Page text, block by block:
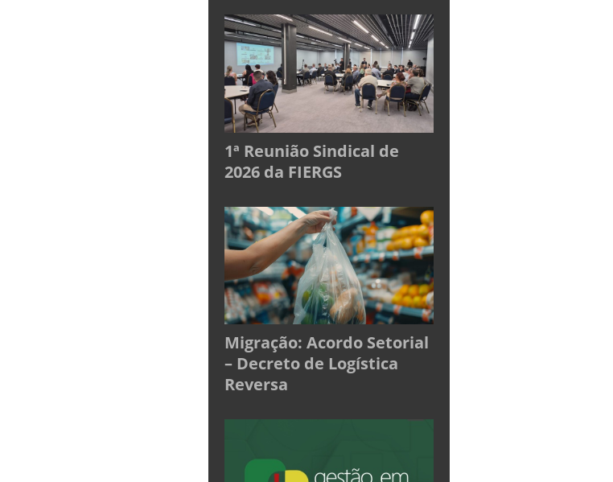
1ª Reunião Sindical de
2026 da FIERGS
Migração: Acordo Setorial
– Decreto de Logística
Reversa